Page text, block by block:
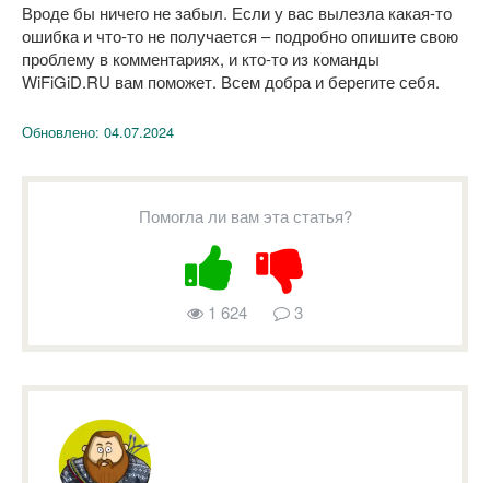
Вроде бы ничего не забыл. Если у вас вылезла какая-то
ошибка и что-то не получается – подробно опишите свою
проблему в комментариях, и кто-то из команды
WiFiGiD.RU вам поможет. Всем добра и берегите себя.
Обновлено: 04.07.2024
Помогла ли вам эта статья?
1 624 3